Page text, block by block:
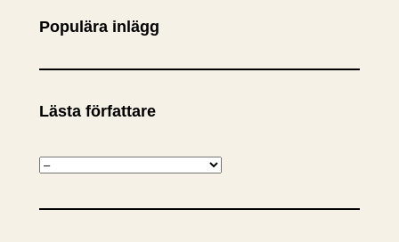
Populära inlägg
Lästa författare
K
t